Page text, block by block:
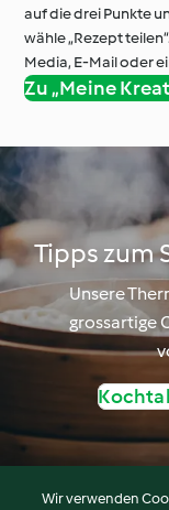
auf die drei Punkte
wähle „Rezept
Media, E-Mail oder
Zu „Meine
Tipps zum
Unsere
grossartige
Wir verwenden